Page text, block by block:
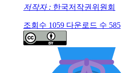
저작자 : 한국저작권위원회
조회수 1059 다운로드 수 585